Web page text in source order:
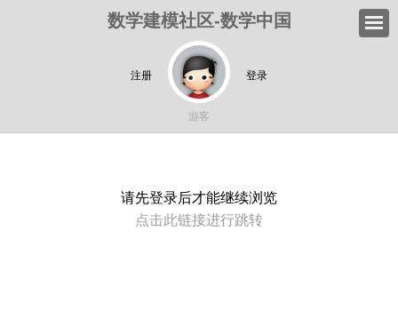
数学建模社区-数学中国
注册 登录
游客
请先登录后才能继续浏览
点击此链接进行跳转